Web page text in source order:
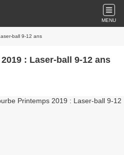
MENU
ball 9-12 ans
: Laser-ball 9-12 ans